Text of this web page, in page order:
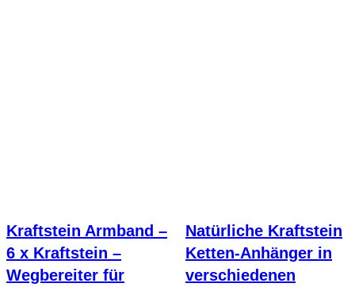
Kraftstein Armband –
6 x Kraftstein –
Wegbereiter für
Natürliche Kraftstein
Ketten-Anhänger in
verschiedenen